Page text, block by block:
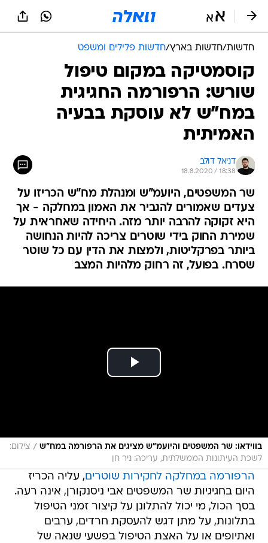
חדשות/חדשות בארץ/חדשות פלילים ומשפט
קוסמטיקה במקום טיפול
שורש: הרפורמה החגיגית
במח"ש לא עוסקת בבעיה
האמיתית
דניאל דולב
18.8.2020 / 18:38
שר המשפטים, היועמ"ש ומנהלת מח"ש הכריזו על
צעדים שאמורים להגביר את האמון במחלקה - אך
היא זקוקה להרבה יותר מזה. היחידה שאחראית על
שמירת החוק בידי שוטרים צריכה להיות הנחושה
ביותר בפרקליטות, ולמצות את הדין עם כל שוטר
שסרח. בפועל, זה רחוק מלהיות המצב
בווידאו: שר המשפטים והיועמ"ש מציגים את הרפורמה במח"ש / צילום:
לשכת העיתונות הממשלתית, עריכה: ניר חן
הרפורמה במחלקה לחקירות שוטרים, עליה הכריז
היום בחגיגיות שר המשפטים אבי ניסנקורן, אינה רעה.
בסך הכול, מי יכול להתלונן על קיצור זמני הטיפול
בתלונות, על מתן דגש להעסקת חרדים, ערבים
ואתיופים או על האצת הטיפול בפשעי שנאה של